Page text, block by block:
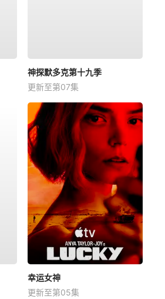
神探默多克第十九季
更新至第07集
幸运女神
更新至第05集